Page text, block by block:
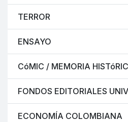
TERROR
ENSAYO
CóMIC / MEMORIA
FONDOS EDITORIALES
ECONOMÍA COLOMBIANA